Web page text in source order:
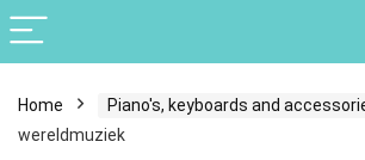
Home Piano's, keyboards and
wereldmuziek